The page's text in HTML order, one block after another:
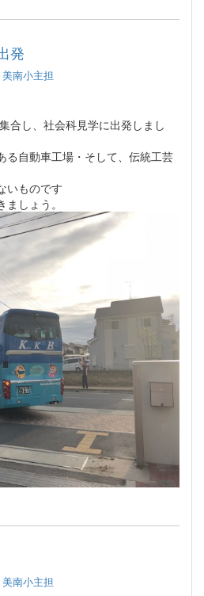
発
美南小主担
し、社会科見学に出発しまし
る自動車工場・そして、伝統工芸
いものです
しょう。
美南小主担